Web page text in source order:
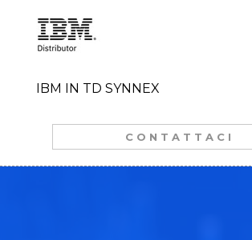
IBM IN TD SYNNEX
CONTATTACI